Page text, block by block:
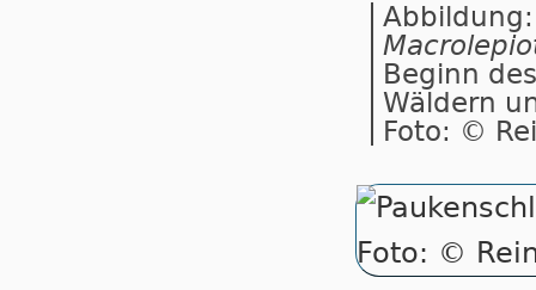
Beginn
Wäldern
Foto: ©